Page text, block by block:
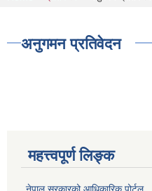
अनुगमन प्रतिवेदन
महत्त्वपूर्ण लिङ्क